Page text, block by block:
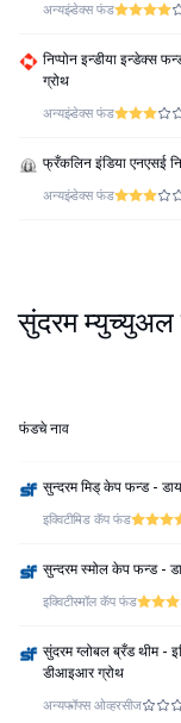
अन्यइंडेक्स फंड
निप्पोन इन्डीया इन्डेक्स
ग्रोथ
अन्यइंडेक्स फंड
फ्रँकलिन इंडिया एनएसई
अन्यइंडेक्स फंड
सुंदरम
फंडचे नाव
सुन्दरम मिड् केप फन्ड -
इक्विटीमिड कॅप फंड
सुन्दरम स्मोल केप फन्ड -
इक्विटीस्मॉल कॅप फंड
सुंदरम ग्लोबल ब्रँड थीम -
डीआइआर ग्रोथ
अन्यफॉफ्स ओव्हरसीज